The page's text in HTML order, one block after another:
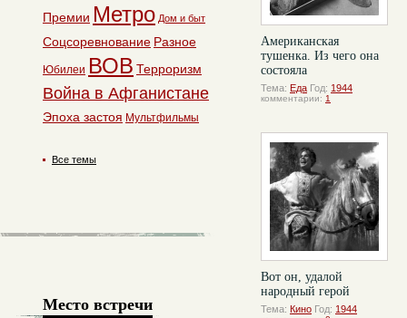
Американская
тушенка. Из чего она
состояла
Тема: Еда Год: 1944
комментарии: 1
Вот он, удалой
народный герой
Тема: Кино Год: 1944
Премии Метро Дом и быт
Соцсоревнование Разное
Юбилеи ВОВ Терроризм
Война в Афганистане
Эпоха застоя Мультфильмы
Все темы
Место встречи